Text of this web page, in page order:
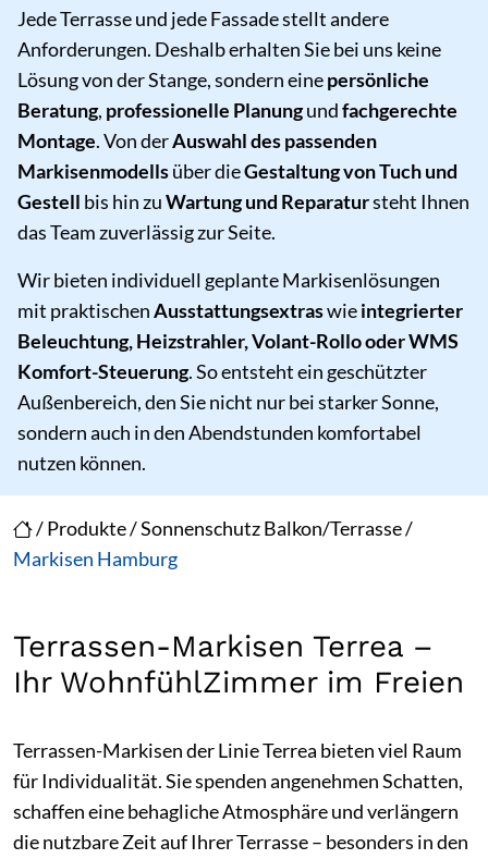
/Produkte/Sonnenschutz Balkon/Terrasse/
Markisen Hamburg
Jede Terrasse und jede Fassade stellt andere
Anforderungen. Deshalb erhalten Sie bei uns keine
Lösung von der Stange, sondern einepersönliche
Beratung, professionelle Planungundfachgerechte
Montage. Von derAuswahl des passenden
Markisenmodellsüber dieGestaltung von Tuch und
Gestell bis hin zuWartung und Reparatursteht Ihnen
das Team zuverlässig zur Seite.
Wir bieten individuell geplante Markisenlösungen
mit praktischenAusstattungsextraswieintegrierter
Beleuchtung, Heizstrahler, Volant-Rollo oder WMS
Komfort-Steuerung. So entsteht ein geschützter
Außenbereich, den Sie nicht nur bei starker Sonne,
sondern auch in den Abendstunden komfortabel
nutzen können.
Terrassen-Markisen Terrea –
Ihr WohnfühlZimmer im Freien
Terrassen-Markisen der Linie Terrea bieten viel Raum
für Individualität. Sie spenden angenehmen Schatten,
schaffen eine behagliche Atmosphäre und verlängern
die nutzbare Zeit auf Ihrer Terrasse – besonders in den